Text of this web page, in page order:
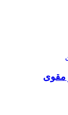
مقوی